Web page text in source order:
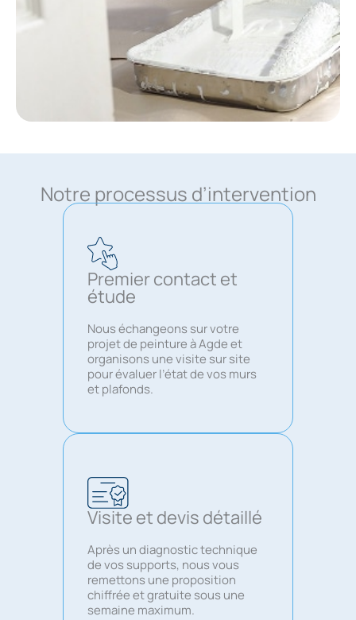
Notre processus d’intervention
Premier contact et
étude
Nous échangeons sur votre
projet de peinture à Agde et
organisons une visite sur site
pour évaluer l’état de vos murs
et plafonds.
Visite et devis détaillé
Après un diagnostic technique
de vos supports, nous vous
remettons une proposition
chiffrée et gratuite sous une
semaine maximum.